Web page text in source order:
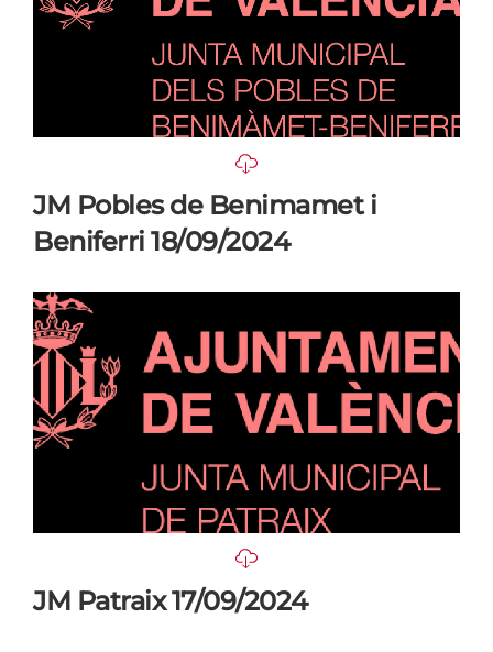
JM Pobles de Benimamet i
Beniferri 18/09/2024
JM Patraix 17/09/2024